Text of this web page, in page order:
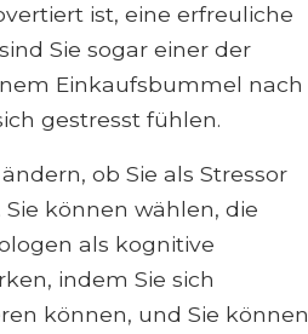
ist, eine erfreuliche
Sie sogar einer der
Einkaufsbummel nach
gestresst fühlen.
ob Sie als Stressor
können wählen, die
als kognitive
indem Sie sich
können, und Sie können